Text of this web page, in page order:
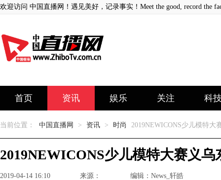
欢迎访问 中国直播网！遇见美好，记录事实！Meet the good, record the
首页 资讯 娱乐 关注 科
当前位置： 中国直播网 > 资讯 > 时尚 2019NEWICONS少儿模特大
2019NEWICONS少儿模特大赛义
2019-04-14 16:10 来源： 编辑：News_轩皓